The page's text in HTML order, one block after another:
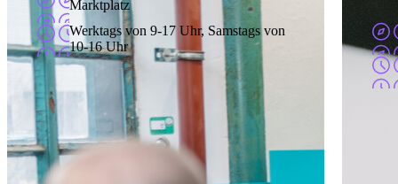
Marktplatz
Werktags von 9-17 Uhr, Samstags von
10-16 Uhr